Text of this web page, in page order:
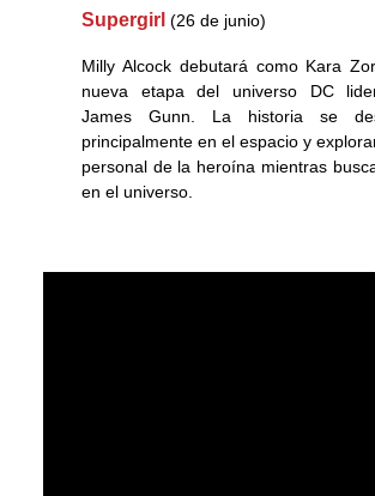
Supergirl (26 de junio)
Milly Alcock debutará como Kara
nueva etapa del universo DC
James Gunn. La historia se
principalmente en el espacio y
personal de la heroína mientras
en el universo.